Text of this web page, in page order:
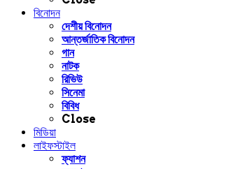
বিনোদন
দেশীয় বিনোদন
আন্তর্জাতিক বিনোদন
গান
নাটক
রিভিউ
সিনেমা
বিবিধ
Close
মিডিয়া
লাইফস্টাইল
ফ্যাশন